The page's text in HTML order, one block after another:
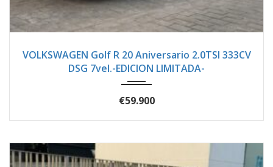
VOLKSWAGEN Golf R 20 Aniversario 2.0TSI 333CV
DSG 7vel.-EDICION LIMITADA-
€59.900